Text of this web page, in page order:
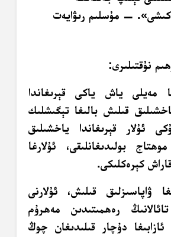
كىشى». — مۇسلىم رىۋايەت
نۇقتىلىرى:
مەيلى ياش ياكى قېرىغاندا
قىلىش بالىغا تېگىشلىك
ئۇلار قېرىغاندا ياخشىلىق
بولىدىغانلىقى، ئۇلارغا
كېرەكلىكى.
ۋاپاسىزلىق قىلىش، ئۇلارنى
رەھمىتىدىن مەھرۇم
ئازابىغا دۇچار قىلىدىغان چوڭ